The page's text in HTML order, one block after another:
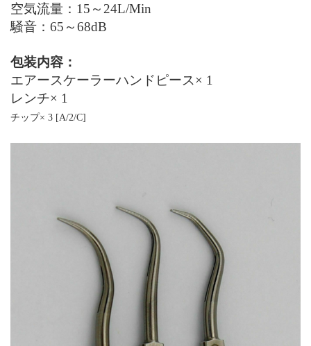
空気流量 ： 15 ～ 24L/Min
騒音： 65 ～68dB
包装内容：
エアースケーラーハンドピース× 1
レンチ× 1
チップ× 3 [A/2/C]